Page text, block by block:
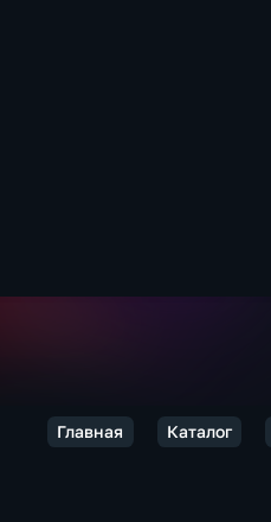
Главная Каталог